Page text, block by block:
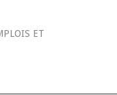
ET